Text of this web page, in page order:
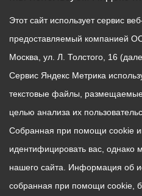
Этот сайт использует сервис
предоставляемый компанией
Москва, ул. Л. Толстого, 16
Сервис Яндекс Метрика
текстовые файлы,
целью анализа их
Собранная при помощи cookie
идентифицировать вас, однако
нашего сайта. Информация об
собранная при помощи cookie,